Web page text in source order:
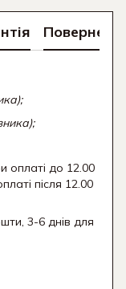
оплаті до 12.00
після 12.00
3-6 днів для